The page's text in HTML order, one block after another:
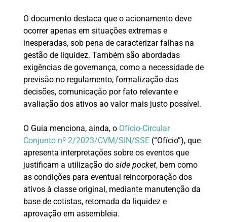
O documento destaca que o acionamento deve
ocorrer apenas em situações extremas e
inesperadas, sob pena de caracterizar falhas na
gestão de liquidez. Também são abordadas
exigências de governança, como a necessidade de
previsão no regulamento, formalização das
decisões, comunicação por fato relevante e
avaliação dos ativos ao valor mais justo possível.
O Guia menciona, ainda, o Ofício-Circular
Conjunto nº 2/2023/CVM/SIN/SSE(“Ofício”), que
apresenta interpretações sobre os eventos que
justificam a utilização do side pocket, bem como
as condições para eventual reincorporação dos
ativos à classe original, mediante manutenção da
base de cotistas, retomada da liquidez e
aprovação em assembleia.